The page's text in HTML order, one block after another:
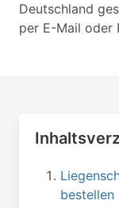
Deutschland
per E-Mail oder
bestellen